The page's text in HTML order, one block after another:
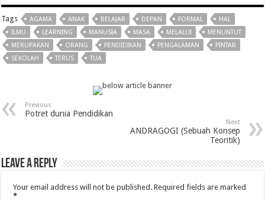
Tags AGAMA ANAK BELAJAR DEPAN FORMAL
HAL
ILMU
LEARNING MANUSIA MASA MELALUI
MENUNTUT
MERUPAKAN
ORANG PENDIDIKAN PENGALAMAN
PINTAR
SEKOLAH
TERUS TUA
Previous
Potret dunia Pendidikan
Next
ANDRAGOGI (Sebuah Konsep
Teoritik)
Leave a Reply
Your email address will not be published. Required fields are marked
*